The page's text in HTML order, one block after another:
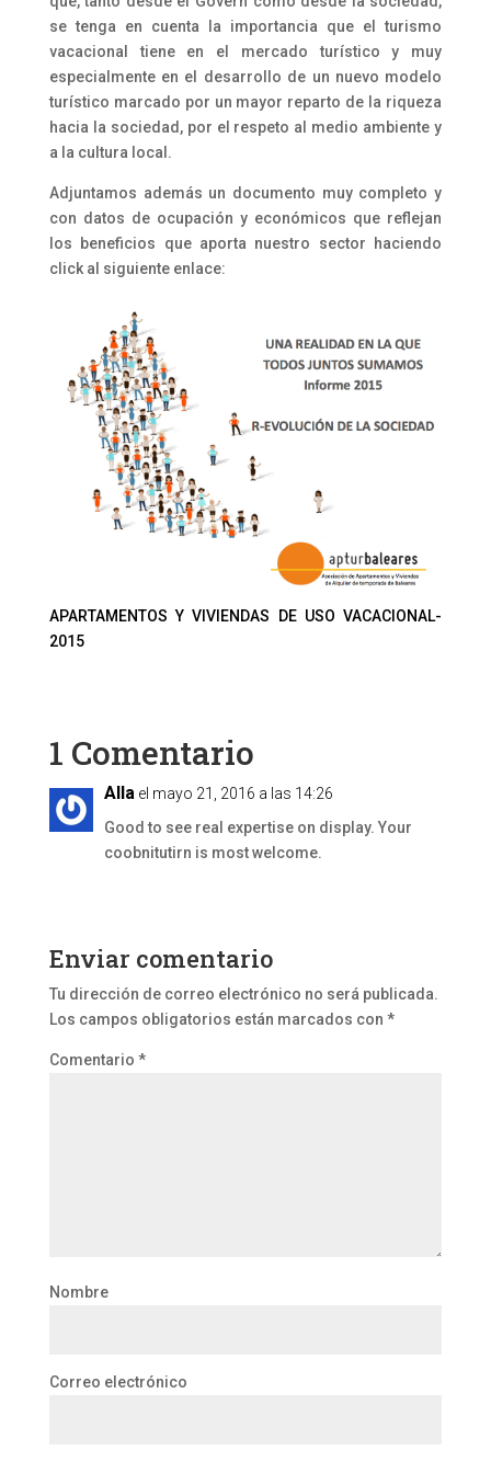
se tenga en cuenta la importancia que el turismo
vacacional tiene en el mercado turístico y muy
especialmente en el desarrollo de un nuevo modelo
turístico marcado por un mayor reparto de la riqueza
hacia la sociedad, por el respeto al medio ambiente y
a la cultura local.
Adjuntamos además un documento muy completo y
con datos de ocupación y económicos que reflejan
los beneficios que aporta nuestro sector haciendo
click al siguiente enlace:
APARTAMENTOS Y VIVIENDAS DE USO VACACIONAL-
2015
1 Comentario
Alla el mayo 21, 2016 a las 14:26
Good to see real expertise on display. Your
coobnitutirn is most welcome.
Enviar comentario
Tu dirección de correo electrónico no será publicada.
Los campos obligatorios están marcados con *
Comentario *
Nombre
Correo electrónico